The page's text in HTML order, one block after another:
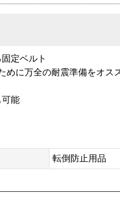
定ベルト
めに万全の耐震準備をオス
能
転倒防止用品